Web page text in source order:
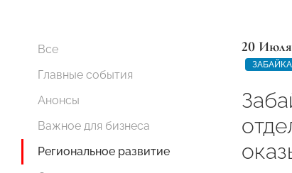
Все
Главные события
Анонсы
Важное для бизнеса
Региональное развитие
20